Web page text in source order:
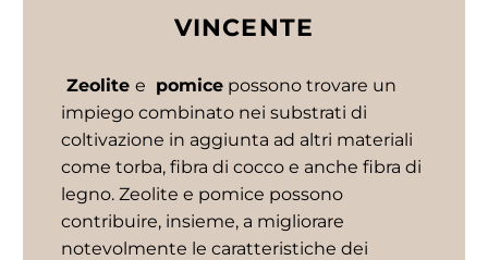
VINCENTE
Zeolite e pomice possono trovare un
impiego combinato nei substrati di
coltivazione in aggiunta ad altri materiali
come torba, fibra di cocco e anche fibra di
legno. Zeolite e pomice possono
contribuire, insieme, a migliorare
notevolmente le caratteristiche dei